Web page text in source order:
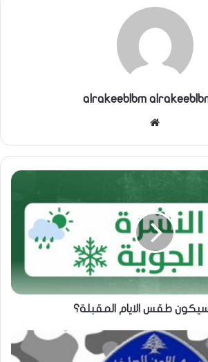
alrakeeblbm
طقس الايام المقبلة؟